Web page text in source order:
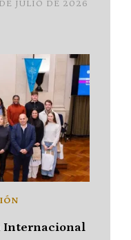
JULIO DE 2026
Internacional